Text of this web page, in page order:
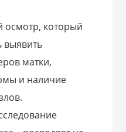
осмотр, который
выявить
матки,
и наличие